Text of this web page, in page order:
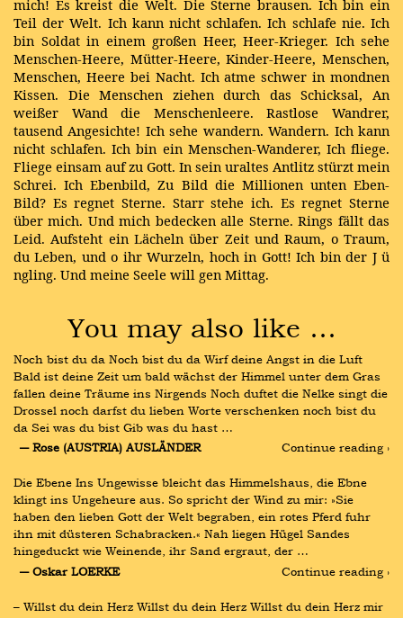
mich! Es kreist die Welt. Die Sterne brausen. Ich bin ein
Teil der Welt. Ich kann nicht schlafen. Ich schlafe nie. Ich
bin Soldat in einem großen Heer, Heer-Krieger. Ich sehe
Menschen-Heere, Mütter-Heere, Kinder-Heere, Menschen,
Menschen, Heere bei Nacht. Ich atme schwer in mondnen
Kissen. Die Menschen ziehen durch das Schicksal, An
weißer Wand die Menschenleere. Rastlose Wandrer,
tausend Angesichte! Ich sehe wandern. Wandern. Ich kann
nicht schlafen. Ich bin ein Menschen-Wanderer, Ich fliege.
Fliege einsam auf zu Gott. In sein uraltes Antlitz stürzt mein
Schrei. Ich Ebenbild, Zu Bild die Millionen unten Eben-
Bild? Es regnet Sterne. Starr stehe ich. Es regnet Sterne
über mich. Und mich bedecken alle Sterne. Rings fällt das
Leid. Aufsteht ein Lächeln über Zeit und Raum, o Traum,
du Leben, und o ihr Wurzeln, hoch in Gott! Ich bin der J ü
ngling. Und meine Seele will gen Mittag.
You may also like …
Noch bist du da Noch bist du da Wirf deine Angst in die Luft
Bald ist deine Zeit um bald wächst der Himmel unter dem Gras
fallen deine Träume ins Nirgends Noch duftet die Nelke singt die
Drossel noch darfst du lieben Worte verschenken noch bist du
da Sei was du bist Gib was du hast …
― Rose (AUSTRIA) AUSLÄNDER
Continue reading ›
Die Ebene Ins Ungewisse bleicht das Himmelshaus, die Ebne
klingt ins Ungeheure aus. So spricht der Wind zu mir: »Sie
haben den lieben Gott der Welt begraben, ein rotes Pferd fuhr
ihn mit düsteren Schabracken.« Nah liegen Hügel Sandes
hingeduckt wie Weinende, ihr Sand ergraut, der …
― Oskar LOERKE
Continue reading ›
– Willst du dein Herz Willst du dein Herz Willst du dein Herz mir